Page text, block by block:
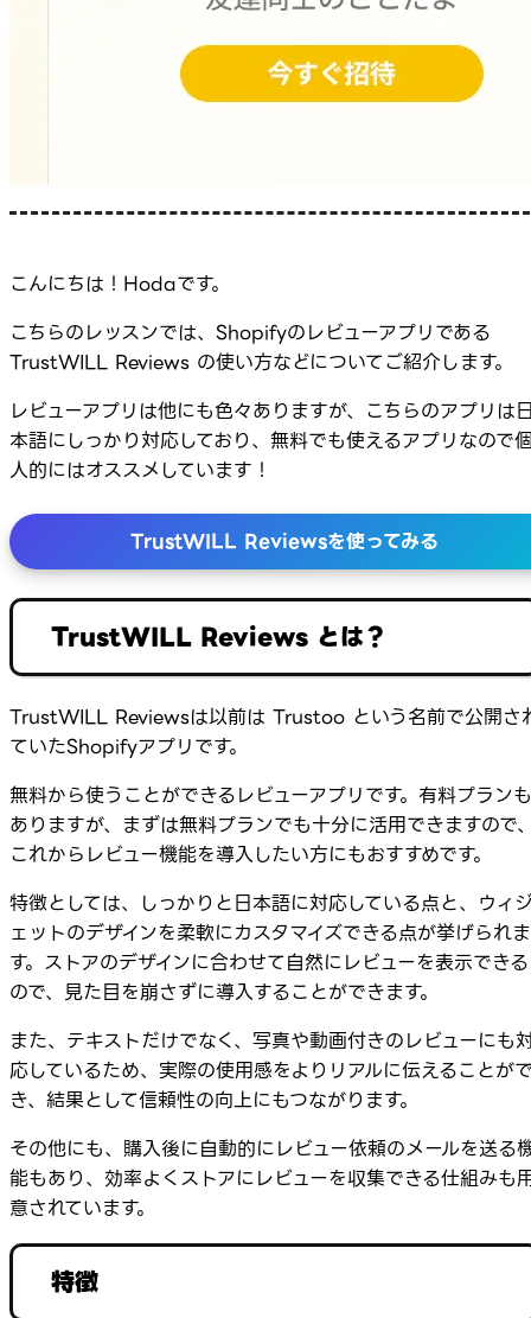
こんにちは！Hodaです。
こちらのレッスンでは、Shopifyのレビューアプリである
TrustWILL Reviews の使い方などについてご紹介します。
レビューアプリは他にも色々ありますが、こちらのアプリは
本語にしっかり対応しており、無料でも使えるアプリなので
人的にはオススメしています！
TrustWILL Reviewsを使ってみる
TrustWILL Reviews とは？
TrustWILL Reviewsは以前は Trustoo という名前で公開さ
ていたShopifyアプリです。
無料から使うことができるレビューアプリです。有料プランも
ありますが、まずは無料プランでも十分に活用できますので
これからレビュー機能を導入したい方にもおすすめです。
特徴としては、しっかりと日本語に対応している点と、ウィ
ェットのデザインを柔軟にカスタマイズできる点が挙げられま
す。ストアのデザインに合わせて自然にレビューを表示できる
ので、見た目を崩さずに導入することができます。
また、テキストだけでなく、写真や動画付きのレビューにも
応しているため、実際の使用感をよりリアルに伝えることが
き、結果として信頼性の向上にもつながります。
その他にも、購入後に自動的にレビュー依頼のメールを送る
能もあり、効率よくストアにレビューを収集できる仕組みも
意されています。
特徴